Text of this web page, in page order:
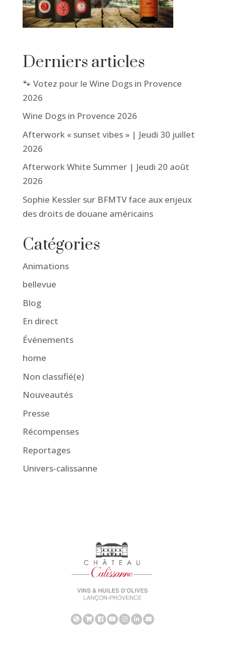
Derniers articles
🐾 Votez pour le Wine Dogs in Provence
2026
Wine Dogs in Provence 2026
Afterwork « sunset vibes » | Jeudi 30 juillet
2026
Afterwork White Summer | Jeudi 20 août
2026
Sophie Kessler sur BFMTV face aux enjeux
des droits de douane américains
Catégories
Animations
bellevue
Blog
En direct
Événements
home
Non classifié(e)
Nouveautés
Presse
Récompenses
Reportages
Univers-calissanne